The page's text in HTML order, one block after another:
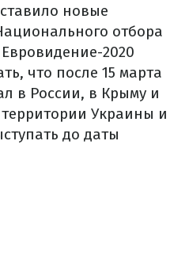
новые
отбора
2020
что после 15 марта
в России, в Крыму и
Украины и
до даты